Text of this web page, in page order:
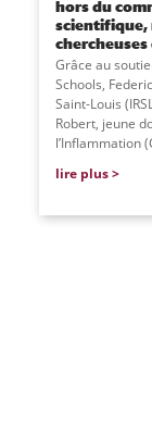
hors du
scientifique,
chercheuses
Grâce au
Schools,
Saint-Louis
Robert, jeune
l’Inflammation
lire plus